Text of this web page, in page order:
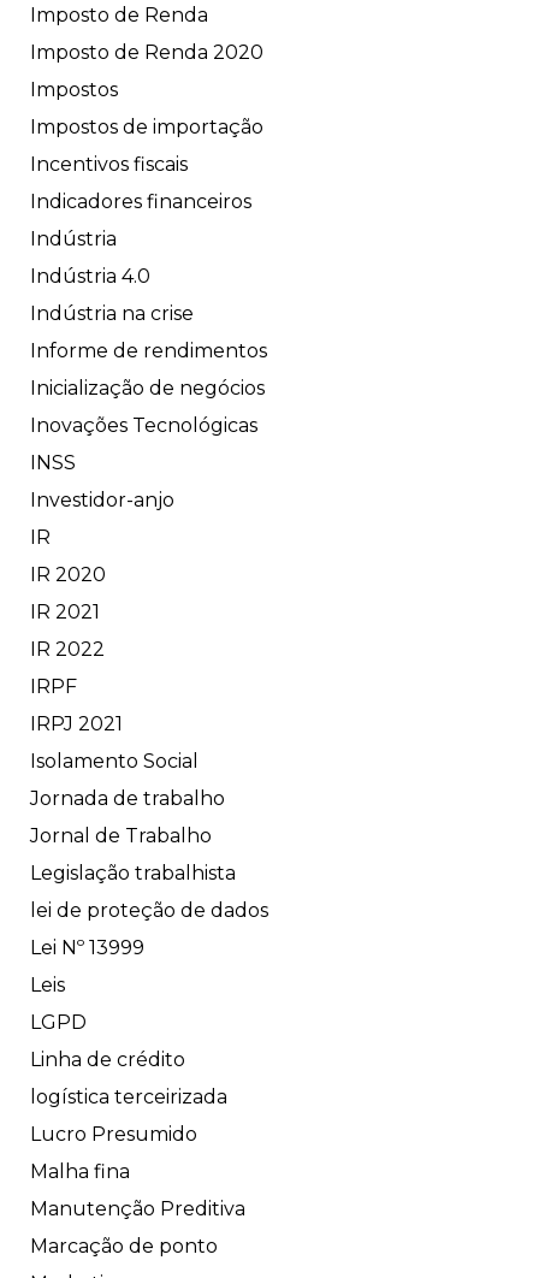
Imposto de Renda
Imposto de Renda 2020
Impostos
Impostos de importação
Incentivos fiscais
Indicadores financeiros
Indústria
Indústria 4.0
Indústria na crise
Informe de rendimentos
Inicialização de negócios
Inovações Tecnológicas
INSS
Investidor-anjo
IR
IR 2020
IR 2021
IR 2022
IRPF
IRPJ 2021
Isolamento Social
Jornada de trabalho
Jornal de Trabalho
Legislação trabalhista
lei de proteção de dados
Lei Nº 13999
Leis
LGPD
Linha de crédito
logística terceirizada
Lucro Presumido
Malha fina
Manutenção Preditiva
Marcação de ponto